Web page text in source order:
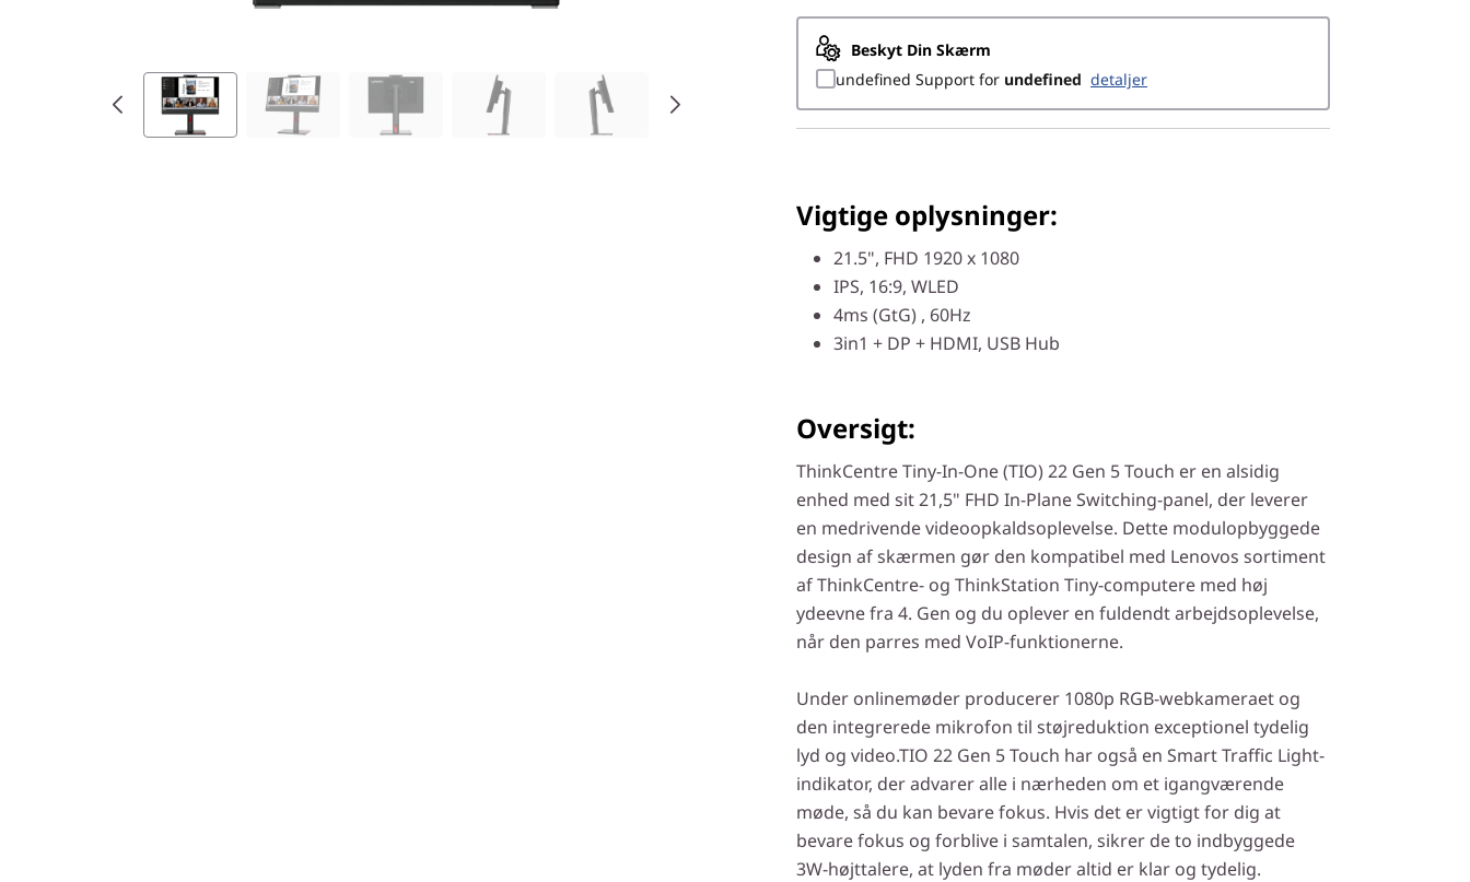
Beskyt Din Skærm
undefined Support for undefined Detaljer
Vigtige oplysninger:
21.5", FHD 1920 x 1080
IPS, 16:9, WLED
4ms (GtG) , 60Hz
3in1 + DP + HDMI, USB Hub
Oversigt:
ThinkCentre Tiny-In-One (TIO) 22 Gen 5 Touch er en alsidig
enhed med sit 21,5" FHD In-Plane Switching-panel, der leverer
en medrivende videoopkaldsoplevelse. Dette modulopbyggede
design af skærmen gør den kompatibel med Lenovos sortiment
af ThinkCentre- og ThinkStation Tiny-computere med høj
ydeevne fra 4. Gen og du oplever en fuldendt arbejdsoplevelse,
når den parres med VoIP-funktionerne.
Under onlinemøder producerer 1080p RGB-webkameraet og
den integrerede mikrofon til støjreduktion exceptionel tydelig
lyd og video.TIO 22 Gen 5 Touch har også en Smart Traffic Light-
indikator, der advarer alle i nærheden om et igangværende
møde, så du kan bevare fokus. Hvis det er vigtigt for dig at
bevare fokus og forblive i samtalen, sikrer de to indbyggede
3W-højttalere, at lyden fra møder altid er klar og tydelig.